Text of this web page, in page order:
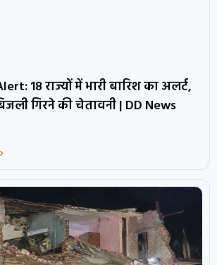
18 राज्यों में भारी बारिश का अलर्ट,
गिरने की चेतावनी | DD News